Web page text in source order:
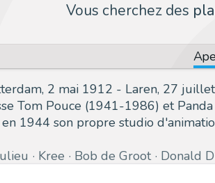
Vous cherchez des
2 mai 1912 - Laren, 27
Tom Pouce (1941-1986) et
1944 son propre studio
Kree Bob de Groot Donald